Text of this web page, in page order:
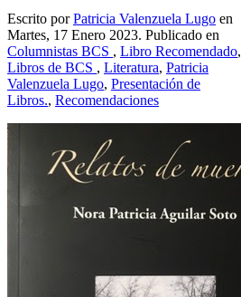
Escrito porPatricia Valenzuela Lugo en
Martes, 17 Enero 2023. Publicado en
Columnistas BCS , Libro Recomendado,
Libros de BCS , Literatura, Patricia
Valenzuela Lugo, Presentación de
Libros., Recomendaciones